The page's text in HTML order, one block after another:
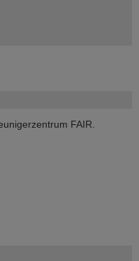
FAIR.